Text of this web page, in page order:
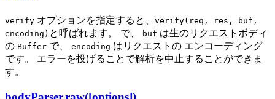
verify オプションを指定すると、 verify(req, res, buf,
encoding) と呼ばれます。 で、 buf は生のリクエストボディ
の Buffer で、 encoding はリクエストの エンコーディング
です。 エラーを投げることで解析を中止することができま
す。